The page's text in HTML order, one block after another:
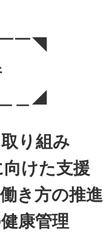
￣◥
＿◢
り組み
けた支援
き方の推進
康管理